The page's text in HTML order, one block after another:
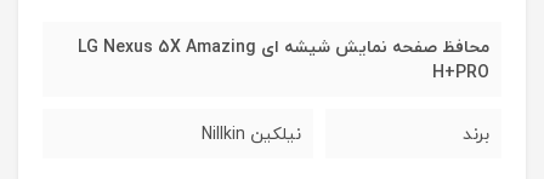
محافظ صفحه نمایش شیشه ای LG Nexus 5X Amazing
H+PRO
برند نیلکین Nillkin